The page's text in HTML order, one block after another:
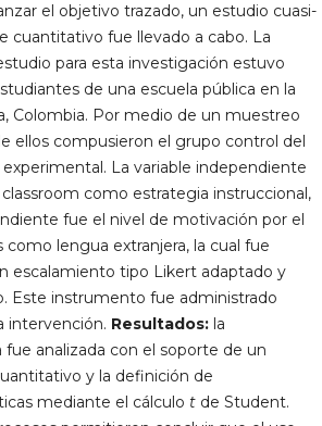
el objetivo trazado, un estudio cuasi-
cuantitativo fue llevado a cabo. La
para esta investigación estuvo
de una escuela pública en la
Colombia. Por medio de un muestreo
ellos compusieron el grupo control del
La variable independiente
como estrategia instruccional,
fue el nivel de motivación por el
como lengua extranjera, la cual fue
escalamiento tipo Likert adaptado y
Este instrumento fue administrado
intervención. Resultados:la
analizada con el soporte de un
y la definición de
mediante el cálculo tde Student.